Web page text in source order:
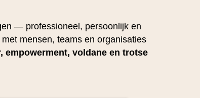
— professioneel, persoonlijk en
mensen, teams en organisaties
empowerment, voldane en trotse